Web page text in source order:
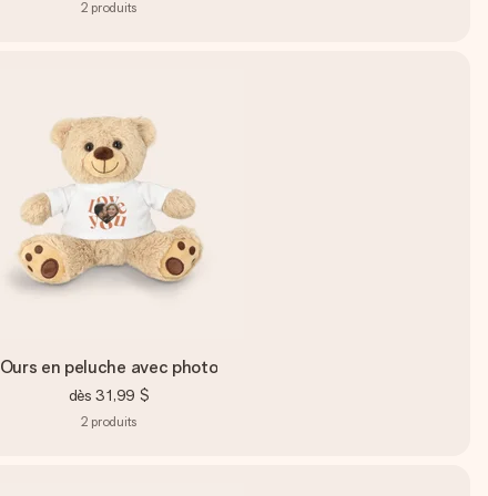
2 produits
Ours en peluche avec photo
dès 31,99 $
2 produits